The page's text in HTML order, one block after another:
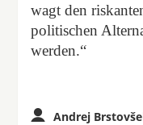
wagt den
politischen
werden.“
Andrej